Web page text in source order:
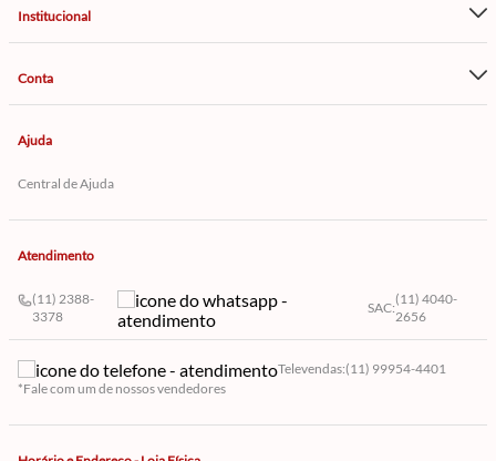
Institucional
Conta
Ajuda
Central de Ajuda
Atendimento
(11) 2388-
3378
SAC:
(11) 4040-
2656
Televendas:(11) 99954-4401
*Fale com um de nossos vendedores